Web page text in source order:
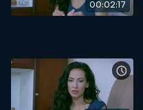
00:02:17